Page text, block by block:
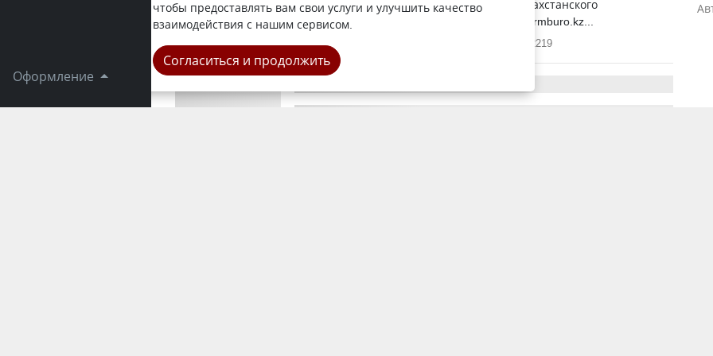
Оформление
новостями об испытаниях уникального казахстанского
противоракового препарата, передает Informburo.kz...
Республика 2219
чтобы предоставлять вам свои услуги и улучшить качество
взаимодействия с нашим сервисом.
Согласиться и продолжить